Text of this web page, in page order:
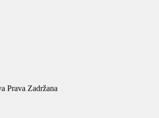
Prava Zadržana